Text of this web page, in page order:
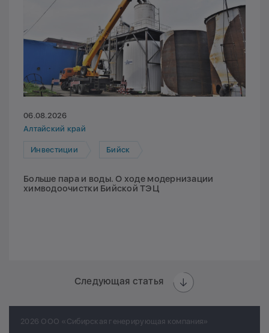
06.08.2026
Алтайский край
Инвестиции Бийск
Больше пара и воды. О ходе модернизации
химводоочистки Бийской ТЭЦ
Следующая статья
2026 ООО «Сибирская генерирующая компания»